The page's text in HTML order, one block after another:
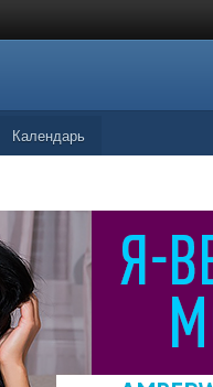
Календарь